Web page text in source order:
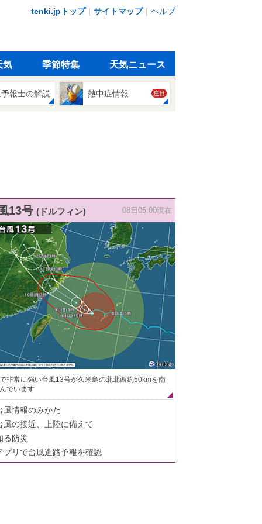
tenki.jpトップ｜ サイトマップ｜ ヘルプ
気 季節特集 天気ニュース
報士の解説 熱中症情報 注目
13号 (ドルフィン) 08日05:00現在
非常に強い台風13号が久米島の北北西約50kmを南
でいます
風情報のみかた
風の接近、上陸に備えて
る防災
プリで台風進路予報を確認